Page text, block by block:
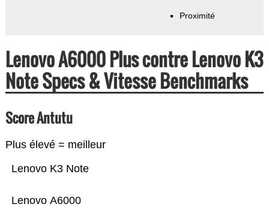
Proximité
Lenovo A6000 Plus contre Lenovo K3
Note Specs & Vitesse Benchmarks
Score Antutu
Plus élevé = meilleur
Lenovo A6000
Lenovo K3 Note